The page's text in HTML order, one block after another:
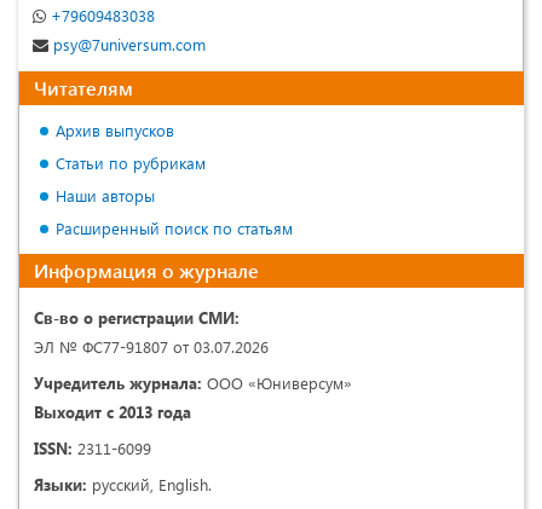
+79609483038
psy@7universum.com
Читателям
Архив выпусков
Статьи по рубрикам
Наши авторы
Расширенный поиск по статьям
Информация о журнале
Св-во о регистрации СМИ:
ЭЛ № ФС77-91807 от 03.07.2026
Учредитель журнала: ООО «Юниверсум»
Выходит с 2013 года
ISSN: 2311-6099
Языки: русский, English.